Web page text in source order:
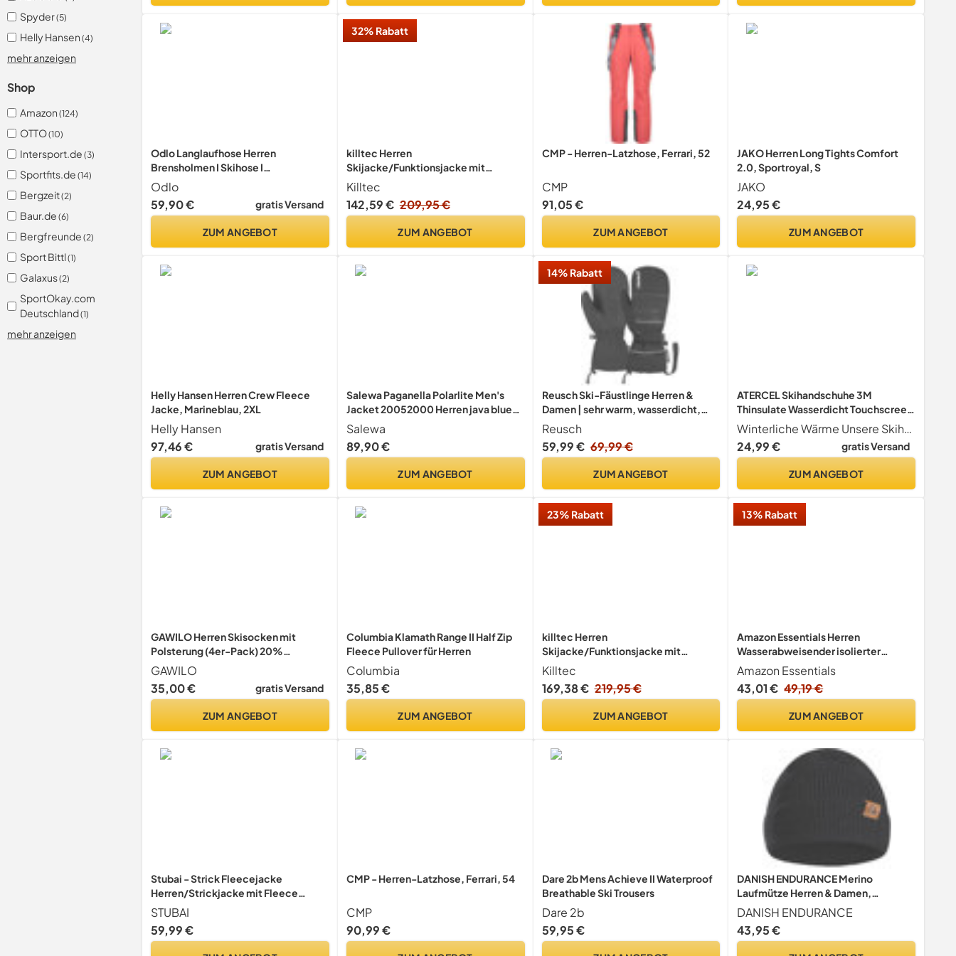
Spyder(5)
Helly Hansen (4)
mehr anzeigen
Shop
Amazon (124)
OTTO(10)
Intersport.de (3)
Sportfits.de (14)
Bergzeit(2)
Baur.de (6)
Bergfreunde (2)
Sport Bittl(1)
Galaxus(2)
SportOkay.com
Deutschland(1)
mehr anzeigen
Odlo Langlaufhose Herren
Brensholmen I Skihose I
Skibekleidung
Odlo
59,90 €
gratis Versand
ZUM ANGEBOT
32% Rabatt
killtec Herren
Skijacke/Funktionsjacke mit
abzippbarer Kapuze und Schneefang
KSW 69 MN SKI JCKT, marine, 4XL,
41956-000
Killtec
142,59 € 209,95 €
ZUM ANGEBOT
CMP - Herren-Latzhose, Ferrari, 52
CMP
91,05 €
ZUM ANGEBOT
JAKO Herren Long Tights Comfort
2.0, Sportroyal, S
JAKO
24,95 €
ZUM ANGEBOT
Helly Hansen Herren Crew Fleece
Jacke, Marineblau, 2XL
Helly Hansen
97,46 €
gratis Versand
ZUM ANGEBOT
Salewa Paganella Polarlite Men's
Jacket 20052000 Herren java blue
XXL
Salewa
89,90 €
ZUM ANGEBOT
14% Rabatt
Reusch Ski-Fäustlinge Herren &
Damen | sehr warm, wasserdicht,
atmungsaktiv
Reusch
59,99 € 69,99 €
ZUM ANGEBOT
ATERCEL Skihandschuhe 3M
Thinsulate Wasserdicht Touchscreen
Warme Winter
Snowboardhandschuhe für Herren
und Damen
Winterliche Wärme Unsere Skihandschuhe sind mit 140 g 3M Thinsulate Isolierung gefüllt und bieten außergewöhnliche Wärme für die Wintersaison. Die elastischen Bündchen halten Schnee und Wind effektiv ab und machen sie perfekt für Wintersportarten wie Skifahren, Eislaufen und Snowboarden.
24,99 €
gratis Versand
ZUM ANGEBOT
GAWILO Herren Skisocken mit
Polsterung (4er-Pack) 20%
wärmende Wolle (as3, numeric,
numeric_43, numeric_46, regular,
regular, schwarz+, 43-46)
GAWILO
35,00 €
gratis Versand
ZUM ANGEBOT
Columbia Klamath Range II Half Zip
Fleece Pullover für Herren
Columbia
35,85 €
ZUM ANGEBOT
23% Rabatt
killtec Herren
Skijacke/Funktionsjacke mit
abzippbarer Kapuze und Schneefang
KSW 45 MN SKI JCKT, dunkelorange,
4XL, 38699-000
Killtec
169,38 € 219,95 €
ZUM ANGEBOT
13% Rabatt
Amazon Essentials Herren
Wasserabweisender isolierter
Schneelatzoverall, Schwarz, M
Amazon Essentials
43,01 € 49,19 €
ZUM ANGEBOT
Stubai - Strick Fleecejacke
Herren/Strickjacke mit Fleece
Innenseite für Outdooraktivität,
Strick Fleece Jacke mit Stehkragen
und Reißverschluss ,Anthrazit-
STUBAI
59,99 €
CMP - Herren-Latzhose, Ferrari, 54
CMP
90,99 €
Dare 2b Mens Achieve II Waterproof
Breathable Ski Trousers
Dare 2b
59,95 €
DANISH ENDURANCE Merino
Laufmütze Herren & Damen,
Schwarz, One Size
DANISH ENDURANCE
43,95 €